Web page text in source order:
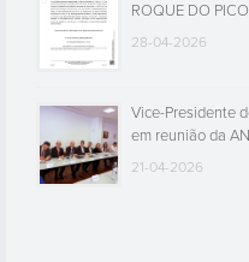
ROQUE DO PICO
28-04-2026
Vice-Presidente
em reunião da
21-04-2026